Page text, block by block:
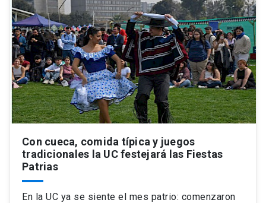
Con cueca, comida típica y juegos
tradicionales la UC festejará las Fiestas
Patrias
En la UC ya se siente el mes patrio: comenzaron